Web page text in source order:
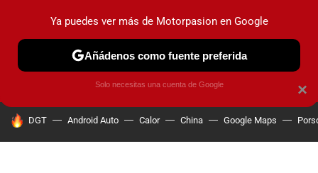
PRUEBAS COCHES ELÉCTRICOS OBSERVATORIO
HOY SE HABLA DE
DGT Android Auto Calor China Google Maps
×
Ya puedes ver más de Motorpasion en Google
Añádenos como fuente preferida
Solo necesitas una cuenta de Google